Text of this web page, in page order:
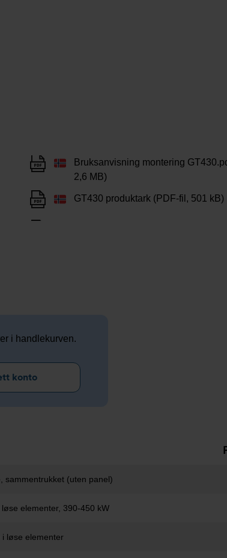
Bruksanvisning montering
2,6 MB)
GT430 produktark (PDF-fil, 501 kB)
i handlekurven.
konto
sammentrukket (uten panel)
elementer, 390-450 kW
i løse elementer